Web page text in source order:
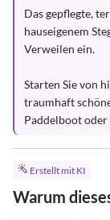
Das gepflegte,
hauseigenem
Verweilen ein.
Starten Sie von
traumhaft
Paddelboot oder
Erstellt mit KI
Warum